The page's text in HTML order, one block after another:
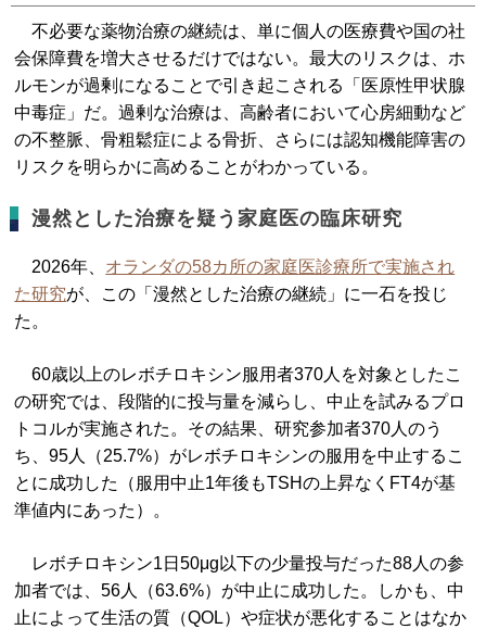
不必要な薬物治療の継続は、単に個人の医療費や国の社
会保障費を増大させるだけではない。最大のリスクは、ホ
ルモンが過剰になることで引き起こされる「医原性甲状腺
中毒症」だ。過剰な治療は、高齢者において心房細動など
の不整脈、骨粗鬆症による骨折、さらには認知機能障害の
リスクを明らかに高めることがわかっている。
漫然とした治療を疑う家庭医の臨床研究
2026年、 オランダの58カ所の家庭医診療所で実施され
た研究が、この「漫然とした治療の継続」に一石を投じ
た。
60歳以上のレボチロキシン服用者370人を対象としたこ
の研究では、段階的に投与量を減らし、中止を試みるプロ
トコルが実施された。その結果、研究参加者370人のう
ち、95人（25.7%）がレボチロキシンの服用を中止するこ
とに成功した（服用中止1年後もTSHの上昇なくFT4が基
準値内にあった）。
レボチロキシン1日50μg以下の少量投与だった88人の参
加者では、56人（63.6%）が中止に成功した。しかも、中
止によって生活の質（QOL）や症状が悪化することはなか